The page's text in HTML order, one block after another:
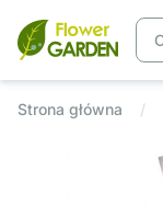
Strona główna